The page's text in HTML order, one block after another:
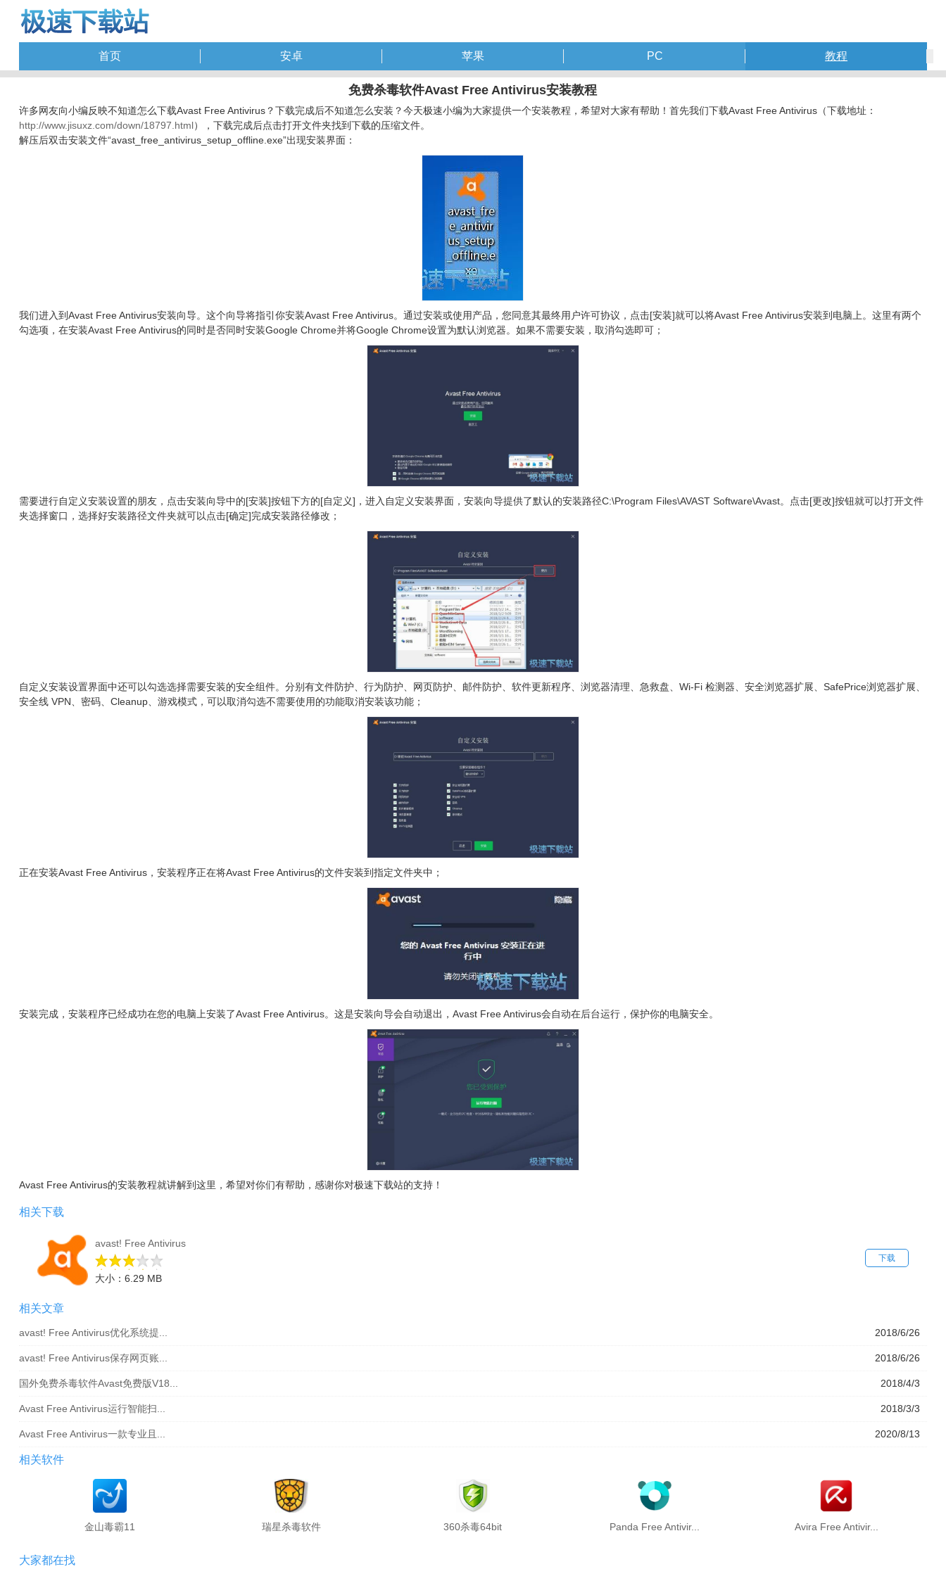
首页 安卓 苹果 PC 教程
免费杀毒软件Avast Free Antivirus安装教程
许多网友向小编反映不知道怎么下载Avast Free Antivirus？下载完成后不知道怎么安装？今天极速小编为大家提供一个安装教程，希望对大家有帮助！首先我们下载Avast Free Antivirus（下载地址：
http://www.jisuxz.com/down/18797.html），下载完成后点击打开文件夹找到下载的压缩文件。
解压后双击安装文件“avast_free_antivirus_setup_offline.exe”出现安装界面：
我们进入到Avast Free Antivirus安装向导。这个向导将指引你安装Avast Free Antivirus。通过安装或使用产品，您同意其最终用户许可协议，点击[安装]就可以将Avast Free Antivirus安装到电脑上。这里有两个
勾选项，在安装Avast Free Antivirus的同时是否同时安装Google Chrome并将Google Chrome设置为默认浏览器。如果不需要安装，取消勾选即可；
需要进行自定义安装设置的朋友，点击安装向导中的[安装]按钮下方的[自定义]，进入自定义安装界面，安装向导提供了默认的安装路径C:\Program Files\AVAST Software\Avast。点击[更改]按钮就可以打开文件
夹选择窗口，选择好安装路径文件夹就可以点击[确定]完成安装路径修改；
自定义安装设置界面中还可以勾选选择需要安装的安全组件。分别有文件防护、行为防护、网页防护、邮件防护、软件更新程序、浏览器清理、急救盘、Wi-Fi 检测器、安全浏览器扩展、SafePrice浏览器扩展、
安全线 VPN、密码、Cleanup、游戏模式，可以取消勾选不需要使用的功能取消安装该功能；
正在安装Avast Free Antivirus，安装程序正在将Avast Free Antivirus的文件安装到指定文件夹中；
安装完成，安装程序已经成功在您的电脑上安装了Avast Free Antivirus。这是安装向导会自动退出，Avast Free Antivirus会自动在后台运行，保护你的电脑安全。
Avast Free Antivirus的安装教程就讲解到这里，希望对你们有帮助，感谢你对极速下载站的支持！
相关下载
下载
avast! Free Antivirus
大小：6.29 MB
相关文章
2018/6/26
avast! Free Antivirus优化系统提...
2018/6/26
avast! Free Antivirus保存网页账...
2018/4/3
国外免费杀毒软件Avast免费版V18...
2018/3/3
Avast Free Antivirus运行智能扫...
2020/8/13
Avast Free Antivirus一款专业且...
相关软件
金山毒霸11 瑞星杀毒软件 360杀毒64bit Panda Free Antivir... Avira Free Antivir...
大家都在找